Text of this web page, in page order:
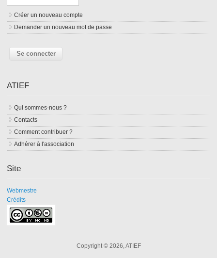
Créer un nouveau compte
Demander un nouveau mot de passe
ATIEF
Qui sommes-nous ?
Contacts
Comment contribuer ?
Adhérer à l'association
Site
Webmestre
Crédits
Copyright © 2026, ATIEF